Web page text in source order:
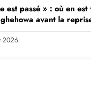
est passé » : où en est
avant la
2026